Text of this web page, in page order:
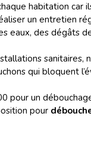
habitation
un entretien
eaux, des dégâts
sanitaires,
qui bloquent
un
pour